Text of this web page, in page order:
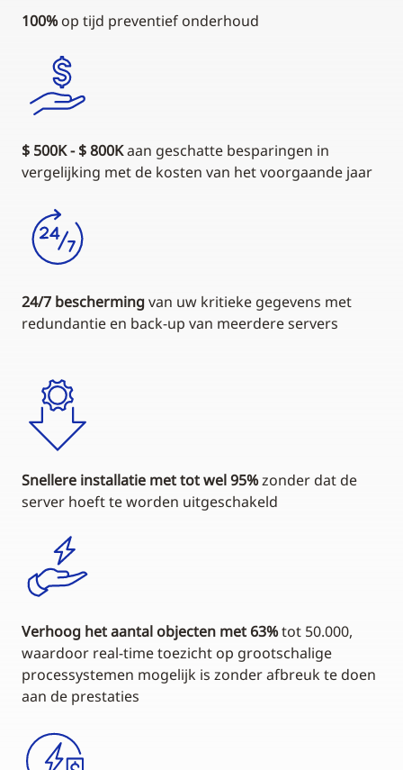
100%op tijd preventief onderhoud
$ 500K - $ 800Kaan geschatte besparingen in
vergelijking met de kosten van het voorgaande jaar
24/7 beschermingvan uw kritieke gegevens met
redundantie en back-up van meerdere servers
Snellere installatie met tot wel 95%zonder dat de
server hoeft te worden uitgeschakeld
Verhoog het aantal objecten met 63%tot 50.000,
waardoor real-time toezicht op grootschalige
processystemen mogelijk is zonder afbreuk te doen
aan de prestaties